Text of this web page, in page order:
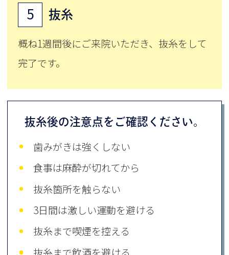
5 抜糸
概ね1週間後にご来院いただき、抜糸をして
完了です。
抜糸後の注意点をご確認ください。
歯みがきは強くしない
食事は麻酔が切れてから
抜糸箇所を触らない
3日間は激しい運動を避ける
抜糸まで喫煙を控える